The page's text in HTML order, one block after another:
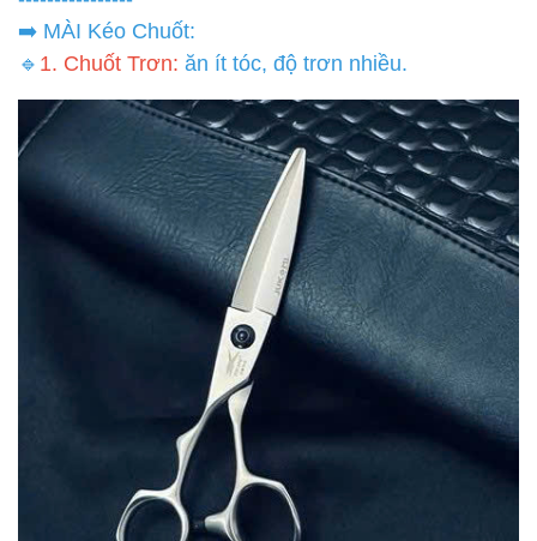
➡️ MÀI Kéo Chuốt:
🔹 1. Chuốt Trơn: ăn ít tóc, độ trơn nhiều.